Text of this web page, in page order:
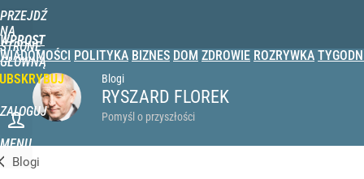
PRZEJDŹ
NA
STRONĘ
GŁÓWNĄ
WPROST
WIADOMOŚCI POLITYKA BIZNES DOM ZDROWIE ROZRYWKA
ZALOGUJ
MENU
Blogi
RYSZARD FLOREK
Pomyśl o przyszłości
Blogi